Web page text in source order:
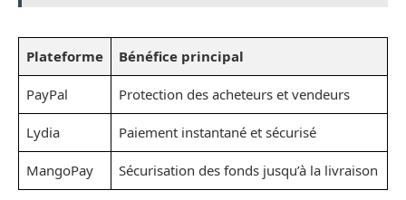
Plateforme Bénéfice principal
PayPal Protection des acheteurs et vendeurs
Lydia Paiement instantané et sécurisé
MangoPay Sécurisation des fonds jusqu’à la livraison